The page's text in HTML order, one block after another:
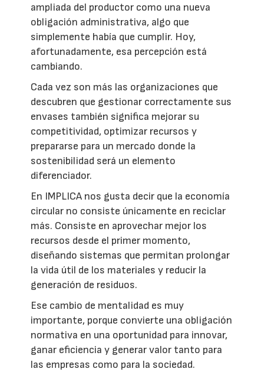
ampliada del productor como una nueva
obligación administrativa, algo que
simplemente había que cumplir. Hoy,
afortunadamente, esa percepción está
cambiando.
Cada vez son más las organizaciones que
descubren que gestionar correctamente sus
envases también significa mejorar su
competitividad, optimizar recursos y
prepararse para un mercado donde la
sostenibilidad será un elemento
diferenciador.
En IMPLICA nos gusta decir que la economía
circular no consiste únicamente en reciclar
más. Consiste en aprovechar mejor los
recursos desde el primer momento,
diseñando sistemas que permitan prolongar
la vida útil de los materiales y reducir la
generación de residuos.
Ese cambio de mentalidad es muy
importante, porque convierte una obligación
normativa en una oportunidad para innovar,
ganar eficiencia y generar valor tanto para
las empresas como para la sociedad.